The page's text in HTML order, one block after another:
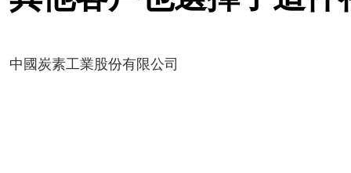
中國炭素工業股份有限公司